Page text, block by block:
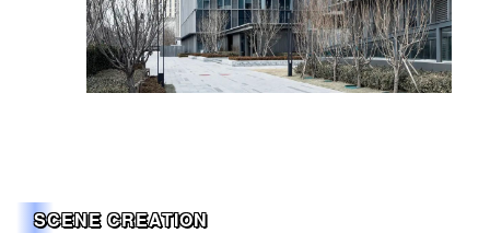
SCENE CREATION